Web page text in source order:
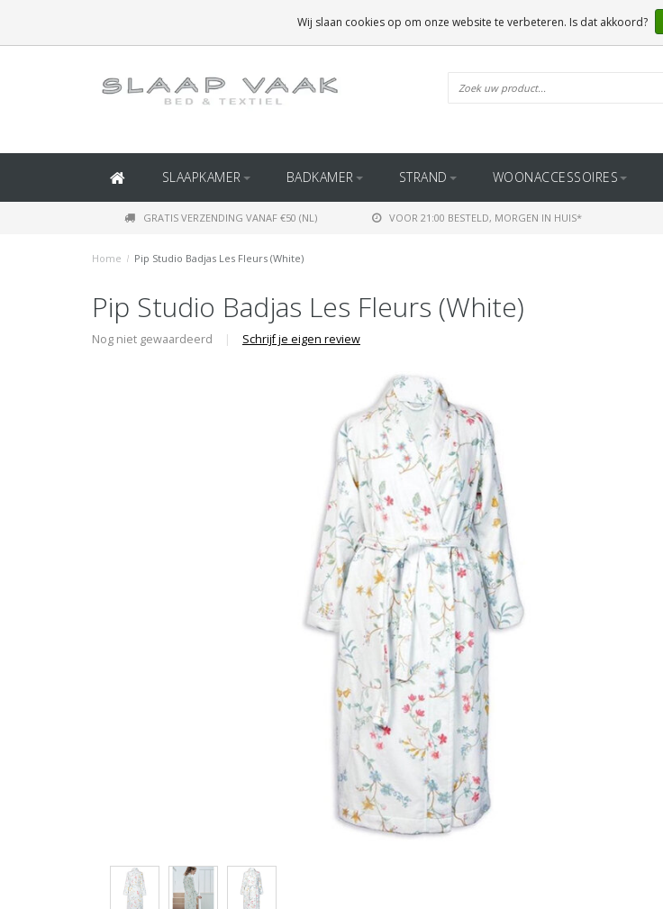
(BINNEN BELGIË)
SLAAPKAMER BADKAMER STRAND WOONACCESSOIRES
GRATIS VERZENDING VANAF €50 (NL) VOOR 21:00 BESTELD, MORGEN IN HUIS*
Home / Pip Studio Badjas Les Fleurs (White)
Pip Studio Badjas Les Fleurs (White)
Nog niet gewaardeerd | Schrijf je eigen review
Wij slaan cookies op om onze website te verbeteren. Is dat akkoord?